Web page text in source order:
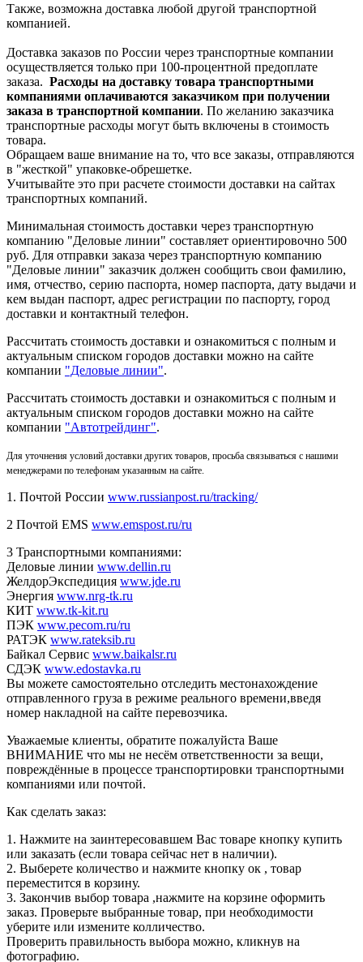
Также, возможна доставка любой другой транспортной
компанией.
Доставка заказов по России через транспортные компании
осуществляется только при 100-процентной предоплате
заказа. Расходы на доставку товара транспортными
компаниями оплачиваются заказчиком при получении
заказа в транспортной компании. По желанию заказчика
транспортные расходы могут быть включены в стоимость
товара.
Обращаем ваше внимание на то, что все заказы, отправляются
в "жесткой" упаковке-обрешетке.
Учитывайте это при расчете стоимости доставки на сайтах
транспортных компаний.
Минимальная стоимость доставки через транспортную
компанию "Деловые линии" составляет ориентировочно 500
руб. Для отправки заказа через транспортную компанию
"Деловые линии" заказчик должен сообщить свои фамилию,
имя, отчество, серию паспорта, номер паспорта, дату выдачи и
кем выдан паспорт, адрес регистрации по паспорту, город
доставки и контактный телефон.
Рассчитать стоимость доставки и ознакомиться с полным и
актуальным списком городов доставки можно на сайте
компании "Деловые линии".
Рассчитать стоимость доставки и ознакомиться с полным и
актуальным списком городов доставки можно на сайте
компании "Автотрейдинг".
Для уточнения условий доставки других товаров, просьба связываться с нашими
менеджерами по телефонам указанным на сайте.
1. Почтой России www.russianpost.ru/tracking/
2 Почтой EMS www.emspost.ru/ru
3 Транспортными компаниями:
Деловые линии www.dellin.ru
ЖелдорЭкспедиция www.jde.ru
Энергия www.nrg-tk.ru
КИТ www.tk-kit.ru
ПЭК www.pecom.ru/ru
РАТЭК www.rateksib.ru
Байкал Сервис www.baikalsr.ru
СДЭК www.edostavka.ru
Вы можете самостоятельно отследить местонахождение
отправленного груза в режиме реального времени,введя
номер накладной на сайте перевозчика.
Уважаемые клиенты, обратите пожалуйста Ваше
ВНИМАНИЕ что мы не несём ответственности за вещи,
повреждённые в процессе транспортировки транспортными
компаниями или почтой.
Как сделать заказ:
1. Нажмите на заинтересовавшем Вас товаре кнопку купить
или заказать (если товара сейчас нет в наличии).
2. Выберете количество и нажмите кнопку ок , товар
переместится в корзину.
3. Закончив выбор товара ,нажмите на корзине оформить
заказ. Проверьте выбранные товар, при необходимости
уберите или измените колличество.
Проверить правильность выбора можно, кликнув на
фотографию.